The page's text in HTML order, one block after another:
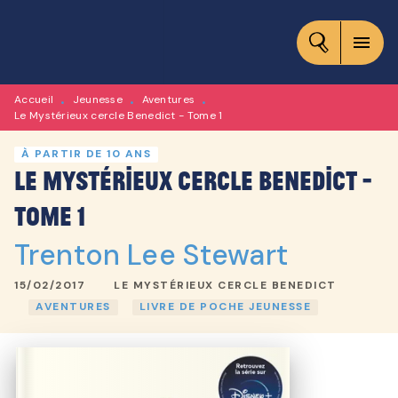
CONTENU
menu
Accueil • Jeunesse • Aventures
•
Le Mystérieux cercle Benedict - Tome 1
À PARTIR DE 10 ANS
Le Mystérieux cercle Benedict -
Tome 1
Trenton Lee Stewart
15/02/2017
LE MYSTÉRIEUX CERCLE BENEDICT
AVENTURES
LIVRE DE POCHE JEUNESSE